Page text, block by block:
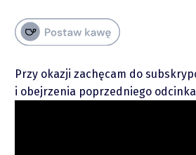
piotrek.zajac@pm.me
Przy okazji zachęcam do
i obejrzenia poprzedniego odcinka